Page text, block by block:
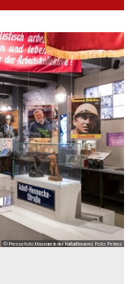
© Pressefoto Museum in der KulturBrauerei, Foto: Petras